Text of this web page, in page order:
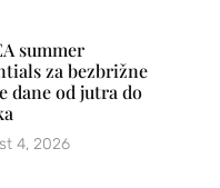
summer
za bezbrižne
dane od jutra do
4, 2026